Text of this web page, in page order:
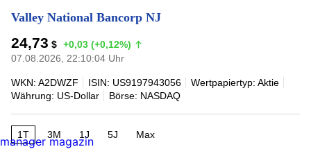
Valley National Bancorp NJ
24,73 $ +0,03 (+0,12%)
07.08.2026, 22:10:04 Uhr
WKN: A2DWZF ISIN: US9197943056
Wertpapiertyp: Aktie
Währung: US-Dollar
Börse: NASDAQ
1T 3M 1J 5J Max
manager magazin